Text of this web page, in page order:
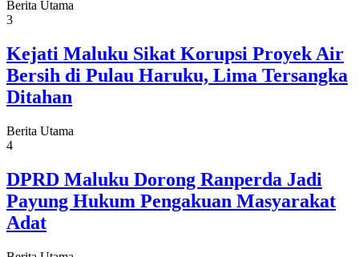
Berita Utama
3
Kejati Maluku Sikat Korupsi Proyek Air
Bersih di Pulau Haruku, Lima Tersangka
Ditahan
Berita Utama
4
DPRD Maluku Dorong Ranperda Jadi
Payung Hukum Pengakuan Masyarakat
Adat